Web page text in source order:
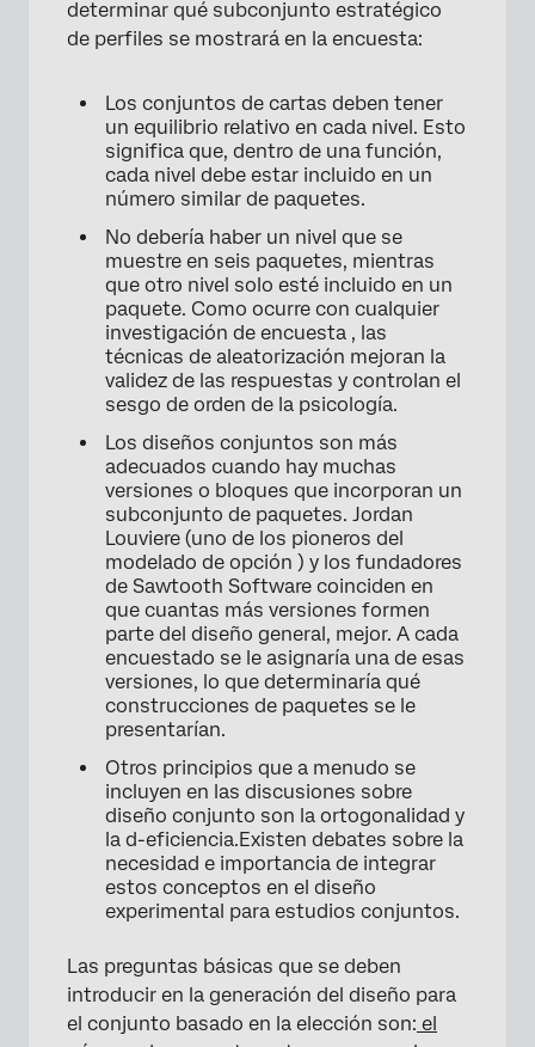
determinar qué subconjunto estratégico
de perfiles se mostrará en la encuesta:
Los conjuntos de cartas deben tener
un equilibrio relativo en cada nivel. Esto
significa que, dentro de una función,
cada nivel debe estar incluido en un
número similar de paquetes.
No debería haber un nivel que se
muestre en seis paquetes, mientras
que otro nivel solo esté incluido en un
paquete. Como ocurre con cualquier
investigación de encuesta , las
técnicas de aleatorización mejoran la
validez de las respuestas y controlan el
sesgo de orden de la psicología.
Los diseños conjuntos son más
adecuados cuando hay muchas
versiones o bloques que incorporan un
subconjunto de paquetes. Jordan
Louviere (uno de los pioneros del
modelado de opción ) y los fundadores
de Sawtooth Software coinciden en
que cuantas más versiones formen
parte del diseño general, mejor. A cada
encuestado se le asignaría una de esas
versiones, lo que determinaría qué
construcciones de paquetes se le
presentarían.
Otros principios que a menudo se
incluyen en las discusiones sobre
diseño conjunto son la ortogonalidad y
la d-eficiencia.Existen debates sobre la
necesidad e importancia de integrar
estos conceptos en el diseño
experimental para estudios conjuntos.
Las preguntas básicas que se deben
introducir en la generación del diseño para
el conjunto basado en la elección son: el